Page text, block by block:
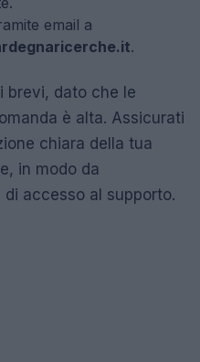
email a
.
brevi, dato che le
è alta. Assicurati
chiara della tua
in modo da
accesso al supporto.